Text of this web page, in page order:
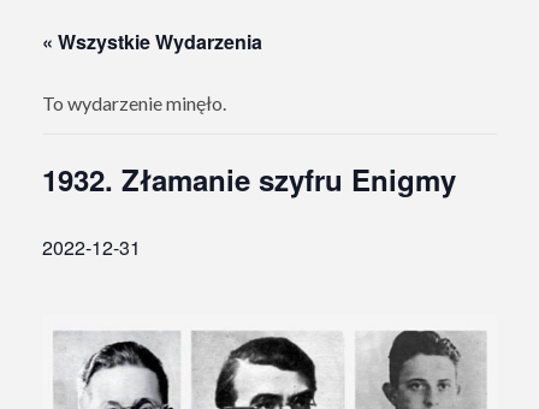
« Wszystkie Wydarzenia
To wydarzenie minęło.
1932. Złamanie szyfru Enigmy
2022-12-31